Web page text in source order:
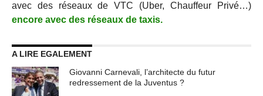
avec des réseaux de VTC (Uber, Chauffeur Privé…)
encore avec des réseaux de taxis.
A LIRE EGALEMENT
Giovanni Carnevali, l’architecte du futur
redressement de la Juventus ?